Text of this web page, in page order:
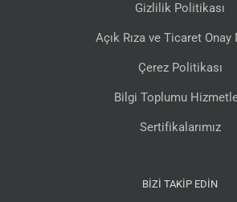
Gizlilik Politikası
Açık Rıza ve Ticaret Onay
Çerez Politikası
Bilgi Toplumu
Sertifikalarımız
BIZI TAKIP EDIN